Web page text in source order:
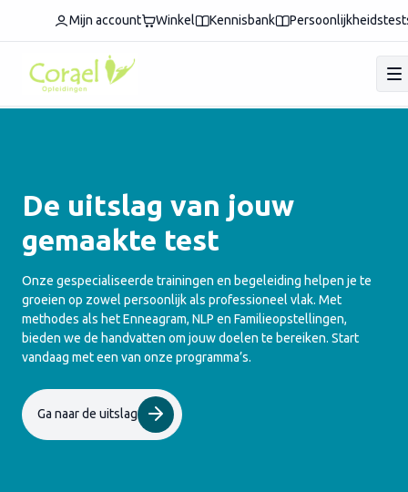
Mijn account Winkel Kennisbank
De uitslag van jouw
gemaakte test
Onze gespecialiseerde trainingen en begeleiding helpen je te
groeien op zowel persoonlijk als professioneel vlak. Met
methodes als het Enneagram, NLP en Familieopstellingen,
bieden we de handvatten om jouw doelen te bereiken. Start
vandaag met een van onze programma’s.
Ga naar de uitslag